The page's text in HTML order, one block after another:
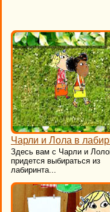
Чарли и Лола в
Здесь вам с Чарли и
придется выбираться из
лабиринта...